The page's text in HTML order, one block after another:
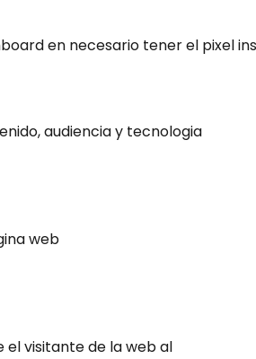
en necesario tener el pixel
audiencia y tecnologia
web
el visitante de la web al